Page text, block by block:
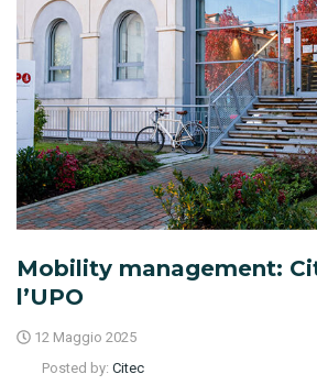
Mobility management:
l’UPO
12 Maggio 2025
Posted by: Citec